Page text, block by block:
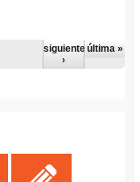
siguiente
›
última »